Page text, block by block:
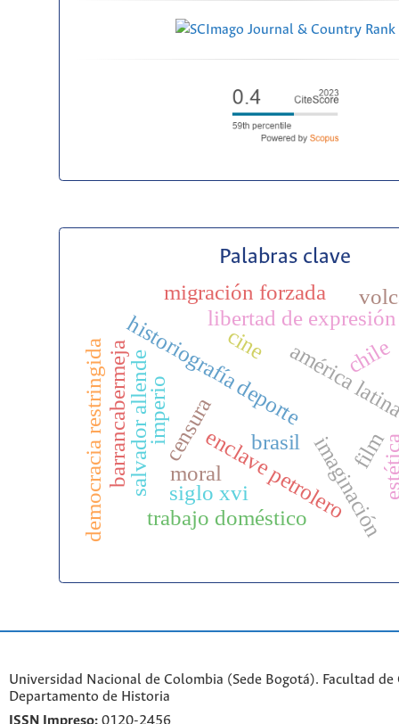
Palabras clave
historiografía deporteamérica
censura
cine
film
chile
salvador allende
libertad de expresión
barrancabermeja enclave petroleroimaginación
moral
migración forzada
siglo xvi
trabajo doméstico
brasil
democracia restringida imperio
Universidad Nacional de Colombia (Sede Bogotá). Facultad de
Departamento de Historia